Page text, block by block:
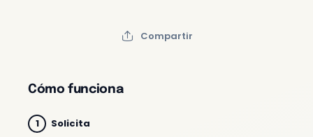
Compartir
Cómo funciona
Solicita